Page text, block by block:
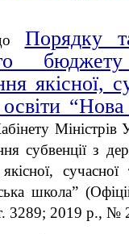
Порядку
якісної,
освіти
субвенції з
школа”
3289; 2019 р., №